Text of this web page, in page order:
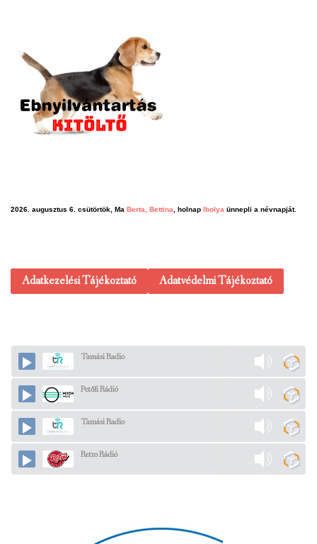
2026. augusztus 6. csütörtök, Ma Berta, Bettina, holnap Ibolya ünnepli a névnapját.
Adatkezelési Tájékoztató Adatvédelmi Tájékoztató
Tamási Radio
Petőfi Rádió
Tamási Radio
Retro Rádió